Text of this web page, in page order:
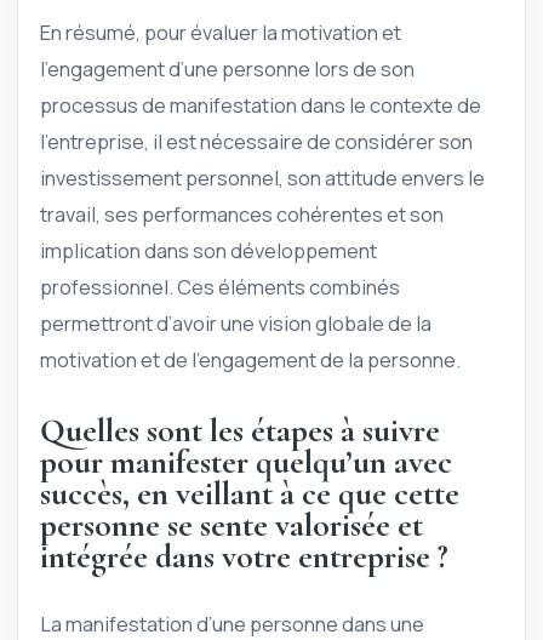
En résumé, pour évaluer la motivation et
l’engagement d’une personne lors de son
processus de manifestation dans le contexte de
l’entreprise, il est nécessaire de considérer son
investissement personnel, son attitude envers le
travail, ses performances cohérentes et son
implication dans son développement
professionnel. Ces éléments combinés
permettront d’avoir une vision globale de la
motivation et de l’engagement de la personne.
Quelles sont les étapes à suivre
pour manifester quelqu’un avec
succès, en veillant à ce que cette
personne se sente valorisée et
intégrée dans votre entreprise ?
La manifestation d’une personne dans une